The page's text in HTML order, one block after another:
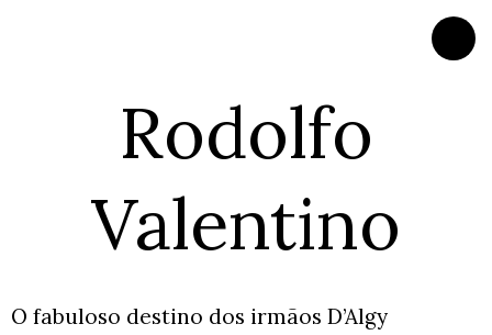
Rodolfo
Valentino
O fabuloso destino dos irmãos D’Algy